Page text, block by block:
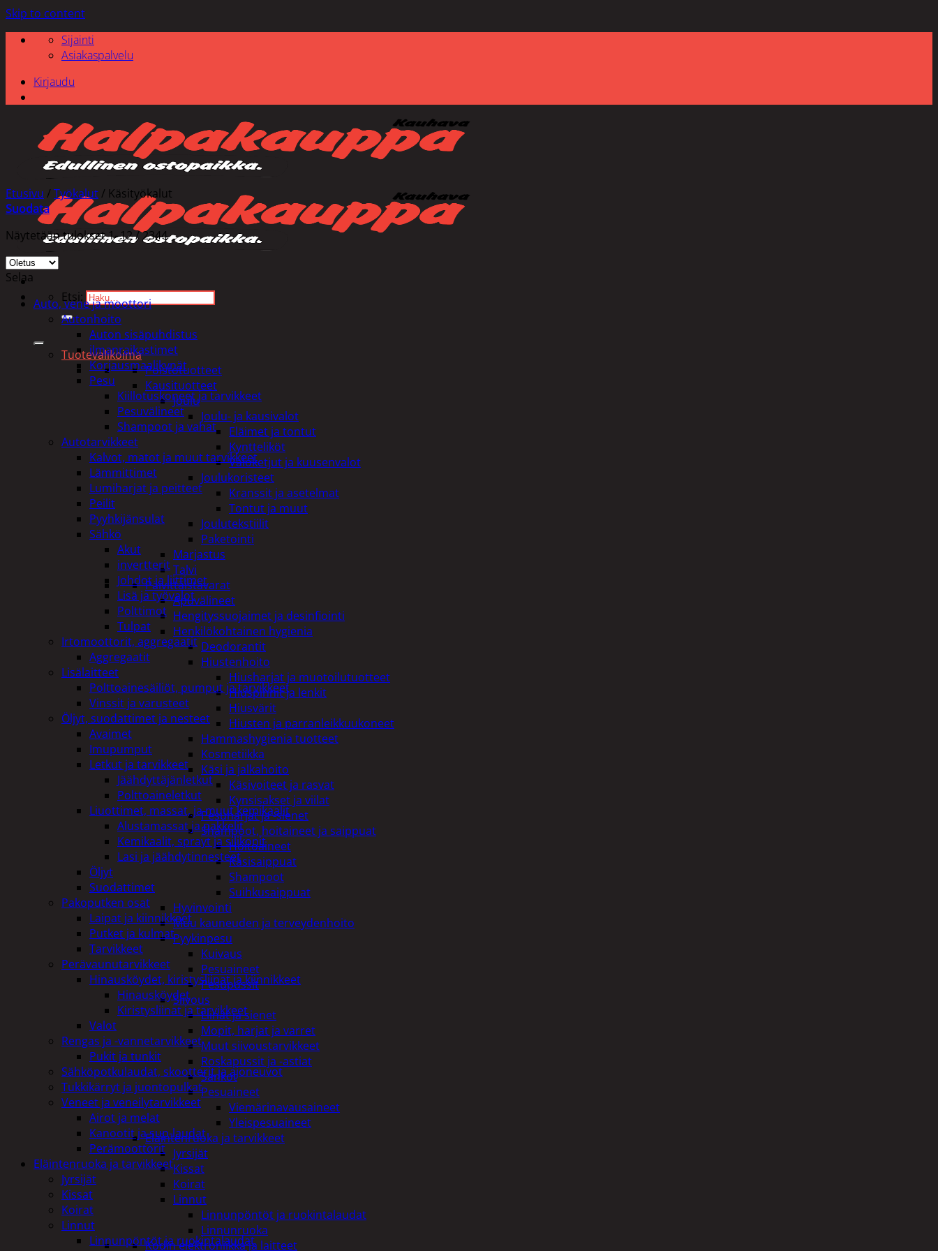
Skip to content
Sijainti
Asiakaspalvelu
Kirjaudu
Etsi:
Tuotevalikoima
Poistotuotteet
Kausituotteet
Joulu
Joulu- ja kausivalot
Eläimet ja tontut
Kyntteliköt
Valoketjut ja kuusenvalot
Joulukoristeet
Kranssit ja asetelmat
Tontut ja muut
Joulutekstiilit
Paketointi
Marjastus
Talvi
Päivittäistavarat
Apuvälineet
Hengityssuojaimet ja desinfiointi
Henkilökohtainen hygienia
Deodorantit
Hiustenhoito
Hiusharjat ja muotoilutuotteet
Hiuspinnit ja lenkit
Hiusvärit
Hiusten ja parranleikkuukoneet
Hammashygienia tuotteet
Kosmetiikka
Käsi ja jalkahoito
Käsivoiteet ja rasvat
Kynsisakset ja viilat
Pesuharjat ja -sienet
Shampoot, hoitaineet ja saippuat
Hoitoaineet
Käsisaippuat
Shampoot
Suihkusaippuat
Hyvinvointi
Muu kauneuden ja terveydenhoito
Pyykinpesu
Kuivaus
Pesuaineet
Pesupussit
Siivous
Liinat ja sienet
Mopit, harjat ja varret
Muut siivoustarvikkeet
Roskapussit ja -astiat
Sankot
Pesuaineet
Viemärinavausaineet
Yleispesuaineet
Eläintenruoka ja tarvikkeet
Jyrsijät
Kissat
Koirat
Linnut
Linnunpöntöt ja ruokintalaudat
Linnunruoka
Kodin elektroniikka ja laitteet
Etusivu / Työkalut / Käsityökalut
Suodata
Näytetään tulokset 1–12 / 2344
Selaa
Auto, vene ja moottori
Autonhoito
Auton sisäpuhdistus
ilmanraikastimet
Korjausmaalikynät
Pesu
Kiillotuskoneet ja tarvikkeet
Pesuvälineet
Shampoot ja vahat
Autotarvikkeet
Kalvot, matot ja muut tarvikkeet
Lämmittimet
Lumiharjat ja peitteet
Peilit
Pyyhkijänsulat
Sähkö
Akut
invertterit
Johdot ja liittimet
Lisä ja työvalot
Polttimot
Tulpat
Irtomoottorit, aggregaatit
Aggregaatit
Lisälaitteet
Polttoainesäiliöt, pumput ja tarvikkeet
Vinssit ja varusteet
Öljyt, suodattimet ja nesteet
Avaimet
Imupumput
Letkut ja tarvikkeet
Jäähdyttäjänletkut
Polttoaineletkut
Liuottimet, massat, ja muut kemikaalit
Alustamassat ja pakkelit
Kemikaalit, sprayt ja silikonit
Lasi ja jäähdytinnesteet
Öljyt
Suodattimet
Pakoputken osat
Laipat ja kiinnikkeet
Putket ja kulmat
Tarvikkeet
Perävaunutarvikkeet
Hinausköydet, kiristysliinat ja kiinnikkeet
Hinausköydet
Kiristysliinat ja tarvikkeet
Valot
Rengas ja -vannetarvikkeet
Pukit ja tunkit
Sähköpotkulaudat, skootterit ja ajoneuvot
Tukkikärryt ja juontopulkat
Veneet ja veneilytarvikkeet
Airot ja melat
Kanootit ja sup-laudat
Perämoottorit
Eläintenruoka ja tarvikkeet
Jyrsijät
Kissat
Koirat
Linnut
Linnunpöntöt ja ruokintalaudat